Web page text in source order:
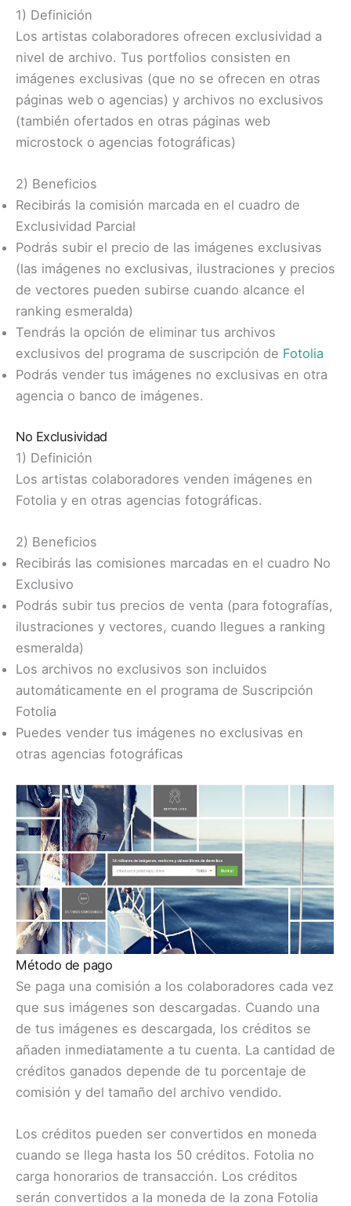
1) Definición
Los artistas colaboradores ofrecen exclusividad a
nivel de archivo. Tus portfolios consisten en
imágenes exclusivas (que no se ofrecen en otras
páginas web o agencias) y archivos no exclusivos
(también ofertados en otras páginas web
microstock o agencias fotográficas)
2) Beneficios
Recibirás la comisión marcada en el cuadro de
Exclusividad Parcial
Podrás subir el precio de las imágenes exclusivas
(las imágenes no exclusivas, ilustraciones y precios
de vectores pueden subirse cuando alcance el
ranking esmeralda)
Tendrás la opción de eliminar tus archivos
exclusivos del programa de suscripción de Fotolia
Podrás vender tus imágenes no exclusivas en otra
agencia o banco de imágenes.
No Exclusividad
1) Definición
Los artistas colaboradores venden imágenes en
Fotolia y en otras agencias fotográficas.
2) Beneficios
Recibirás las comisiones marcadas en el cuadro No
Exclusivo
Podrás subir tus precios de venta (para fotografías,
ilustraciones y vectores, cuando llegues a ranking
esmeralda)
Los archivos no exclusivos son incluidos
automáticamente en el programa de Suscripción
Fotolia
Puedes vender tus imágenes no exclusivas en
otras agencias fotográficas
Método de pago
Se paga una comisión a los colaboradores cada vez
que sus imágenes son descargadas. Cuando una
de tus imágenes es descargada, los créditos se
añaden inmediatamente a tu cuenta. La cantidad de
créditos ganados depende de tu porcentaje de
comisión y del tamaño del archivo vendido.
Los créditos pueden ser convertidos en moneda
cuando se llega hasta los 50 créditos. Fotolia no
carga honorarios de transacción. Los créditos
serán convertidos a la moneda de la zona Fotolia